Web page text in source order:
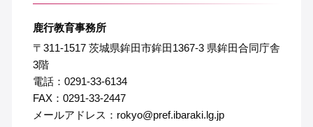
鹿行教育事務所
〒311-1517 茨城県鉾田市鉾田1367-3 県鉾田合同庁舎
3階
電話：0291-33-6134
FAX：0291-33-2447
メールアドレス：rokyo@pref.ibaraki.lg.jp